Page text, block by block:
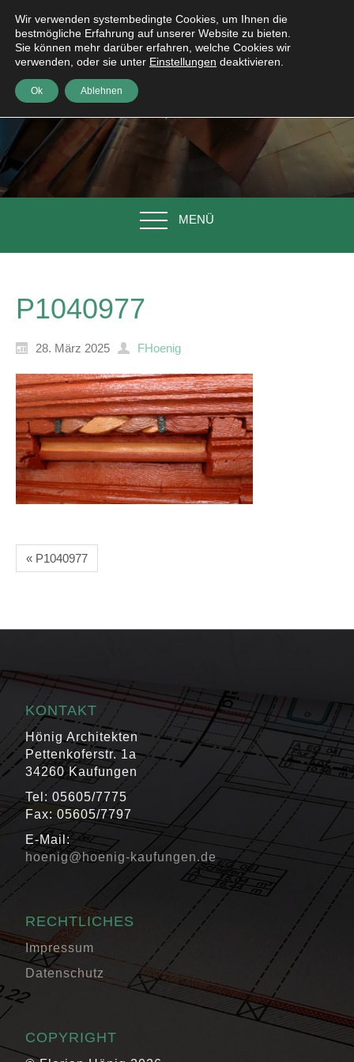
MENÜ
P1040977
28. März 2025 FHoenig
« P1040977
KONTAKT
Hönig Architekten
Pettenkoferstr. 1a
34260 Kaufungen
Tel: 05605/7775
Fax: 05605/7797
E-Mail:
hoenig@hoenig-kaufungen.de
RECHTLICHES
Impressum
Datenschutz
COPYRIGHT
Wir verwenden systembedingte Cookies, um Ihnen die
bestmögliche Erfahrung auf unserer Website zu bieten.
Sie können mehr darüber erfahren, welche Cookies wir
verwenden, oder sie unter Einstellungen deaktivieren.
Ok Ablehnen